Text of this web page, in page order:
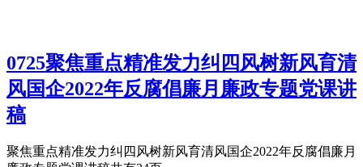
0725聚焦重点精准发力纠四风树新风育清
风国企2022年反腐倡廉月廉政专题党课讲
稿
聚焦重点精准发力纠四风树新风育清风国企2022年反腐倡廉月